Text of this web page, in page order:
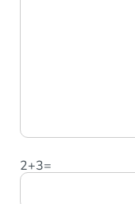
2+3=